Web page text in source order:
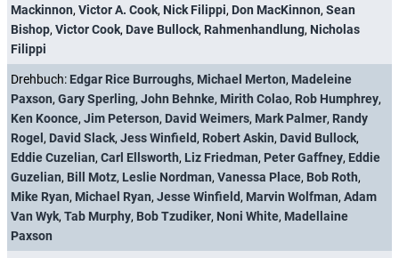
Mackinnon, Victor A. Cook, Nick Filippi, Don MacKinnon, Sean
Bishop, Victor Cook, Dave Bullock, Rahmenhandlung, Nicholas
Filippi
Drehbuch: Edgar Rice Burroughs, Michael Merton, Madeleine
Paxson, Gary Sperling, John Behnke, Mirith Colao, Rob Humphrey,
Ken Koonce, Jim Peterson, David Weimers, Mark Palmer, Randy
Rogel , David Slack, Jess Winfield, Robert Askin, David Bullock,
Eddie Cuzelian, Carl Ellsworth, Liz Friedman, Peter Gaffney, Eddie
Guzelian, Bill Motz, Leslie Nordman, Vanessa Place, Bob Roth,
Mike Ryan, Michael Ryan, Jesse Winfield, Marvin Wolfman, Adam
Van Wyk, Tab Murphy, Bob Tzudiker, Noni White, Madellaine
Paxson